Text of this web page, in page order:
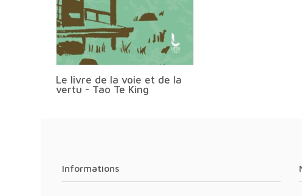
Le livre de la voie et de la
vertu - Tao Te King
Informations